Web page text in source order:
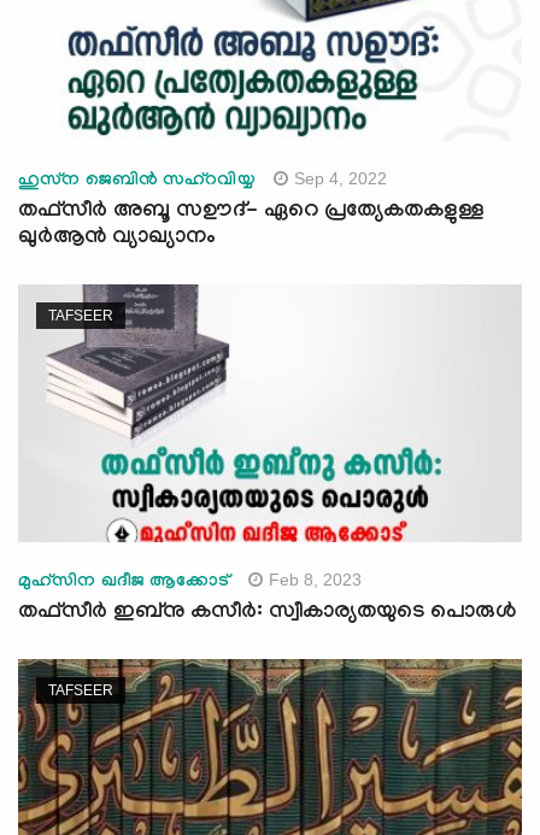
ഹുസ്‌ന ജെബിന്‍ സഹ്‌റവിയ്യ Sep 4, 2022
തഫ്സീർ അബൂ സഊദ്- ഏറെ പ്രത്യേകതകളുള്ള
ഖുര്‍ആന്‍ വ്യാഖ്യാനം
TAFSEER
മുഹ്സിന ഖദീജ ആക്കോട് Feb 8, 2023
തഫ്സീർ ഇബ്നു കസീര്‍: സ്വീകാര്യതയുടെ പൊരുള്‍
TAFSEER